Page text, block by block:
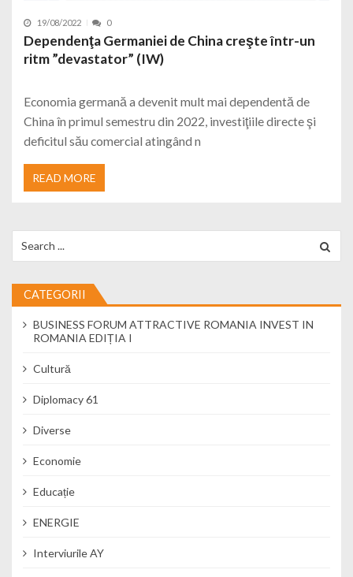
19/08/2022 0
Dependenţa Germaniei de China creşte într-un
ritm ”devastator” (IW)
Economia germană a devenit mult mai dependentă de
China în primul semestru din 2022, investiţiile directe şi
deficitul său comercial atingând n
READ MORE
CATEGORII
BUSINESS FORUM ATTRACTIVE ROMANIA INVEST IN
ROMANIA EDIȚIA I
Cultură
Diplomacy 61
Diverse
Economie
Educație
ENERGIE
Interviurile AY